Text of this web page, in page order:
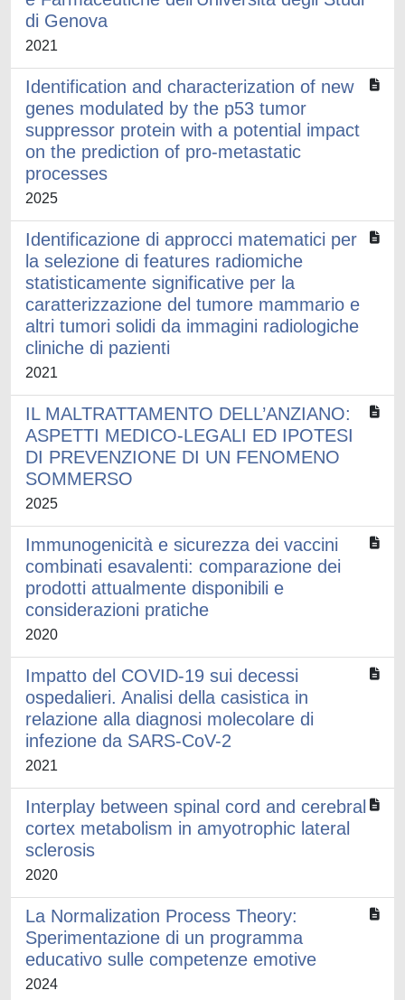
di Genova
2021
Identification and characterization of new
genes modulated by the p53 tumor
suppressor protein with a potential impact
on the prediction of pro-metastatic
processes
2025
Identificazione di approcci matematici per
la selezione di features radiomiche
statisticamente significative per la
caratterizzazione del tumore mammario e
altri tumori solidi da immagini radiologiche
cliniche di pazienti
2021
IL MALTRATTAMENTO DELL’ANZIANO:
ASPETTI MEDICO-LEGALI ED IPOTESI
DI PREVENZIONE DI UN FENOMENO
SOMMERSO
2025
Immunogenicità e sicurezza dei vaccini
combinati esavalenti: comparazione dei
prodotti attualmente disponibili e
considerazioni pratiche
2020
Impatto del COVID-19 sui decessi
ospedalieri. Analisi della casistica in
relazione alla diagnosi molecolare di
infezione da SARS-CoV-2
2021
Interplay between spinal cord and cerebral
cortex metabolism in amyotrophic lateral
sclerosis
2020
La Normalization Process Theory:
Sperimentazione di un programma
educativo sulle competenze emotive
2024